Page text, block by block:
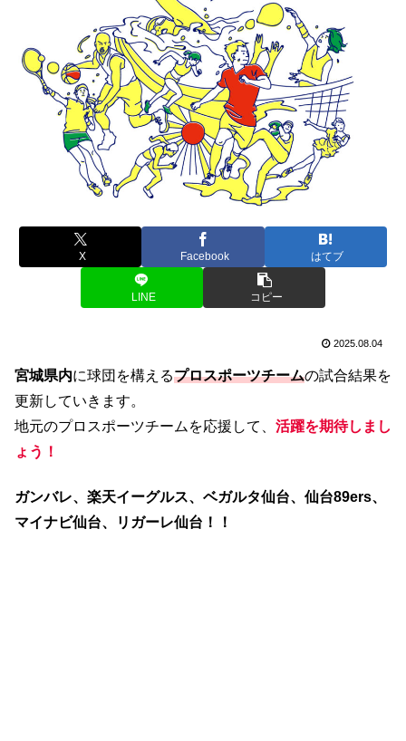
X Facebook はてブ
LINE コピー
2025.08.04
宮城県内に球団を構えるプロスポーツチームの試合結果を
更新していきます。
地元のプロスポーツチームを応援して、 活躍を期待しまし
ょう！
ガンバレ、楽天イーグルス、ベガルタ仙台、仙台89ers、
マイナビ仙台、リガーレ仙台！！